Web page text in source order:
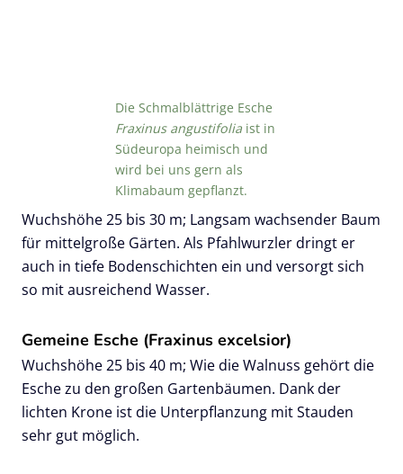
Die Schmalblättrige Esche
Fraxinus angustifolia ist in
Südeuropa heimisch und
wird bei uns gern als
Klimabaum gepflanzt.
Wuchshöhe 25 bis 30 m; Langsam wachsender Baum
für mittelgroße Gärten. Als Pfahlwurzler dringt er
auch in tiefe Bodenschichten ein und versorgt sich
so mit ausreichend Wasser.
Gemeine Esche (Fraxinus excelsior)
Wuchshöhe 25 bis 40 m; Wie die Walnuss gehört die
Esche zu den großen Gartenbäumen. Dank der
lichten Krone ist die Unterpflanzung mit Stauden
sehr gut möglich.